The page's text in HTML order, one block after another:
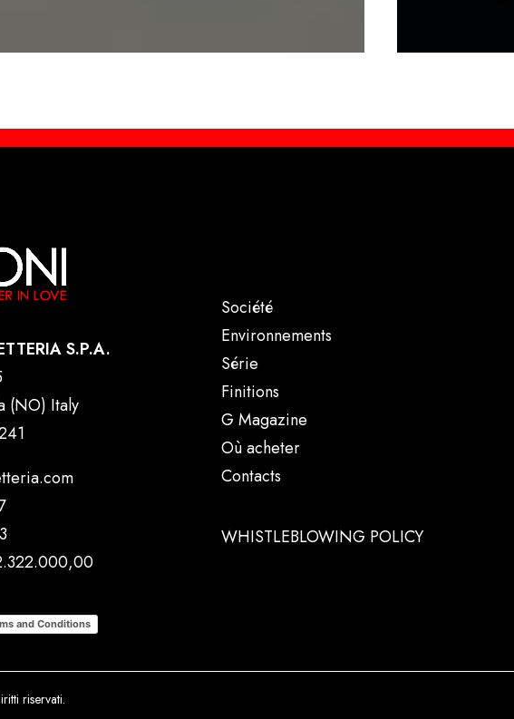
S.P.A.
(NO) Italy
and Conditions
Société
Environnements
Série
Finitions
G Magazine
Où acheter
Contacts
WHISTLEBLOWING POLICY
riservati.